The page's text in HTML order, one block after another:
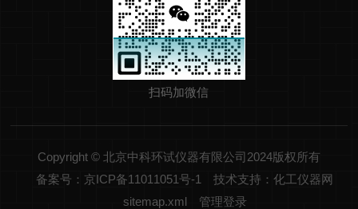
扫码加微信
Copyright © 北京中科环试仪器有限公司2024版权所有
备案号：京ICP备11011051号-1
技术支持：化工仪器网
sitemap.xml
管理登录